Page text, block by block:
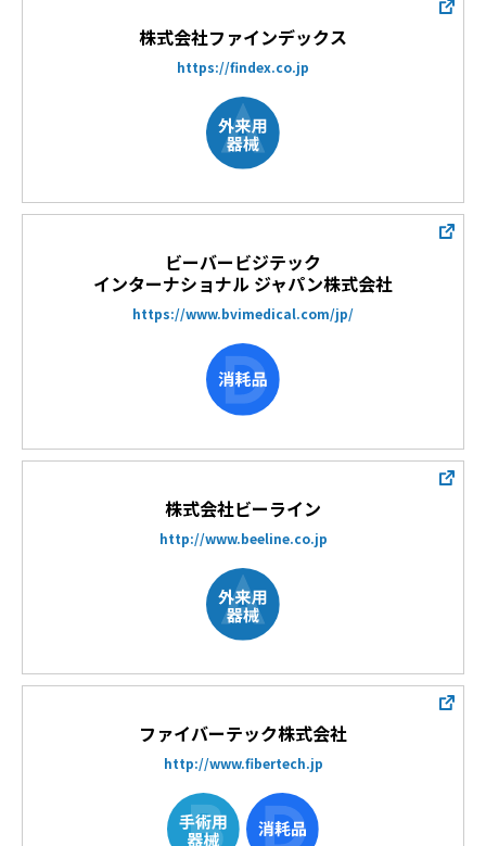
株式会社ファインデックス
https://findex.co.jp
ビーバービジテック
インターナショナル ジャパン株式会社
https://www.bvimedical.com/jp/
株式会社ビーライン
http://www.beeline.co.jp
ファイバーテック株式会社
http://www.fibertech.jp